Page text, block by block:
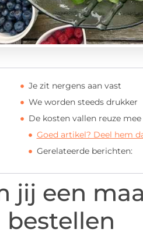
Je zit nergens aan vast
We worden steeds drukker
De kosten vallen reuze mee
Goed artikel? Deel hem
Gerelateerde berichten:
jij een